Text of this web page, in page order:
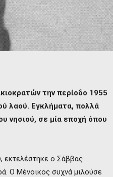
την περίοδο 1955
λαού. Εγκλήματα, πολλά
νησιού, σε μία εποχή όπου
εκτελέστηκε ο Σάββας
Ο Μένοικος συχνά μιλούσε